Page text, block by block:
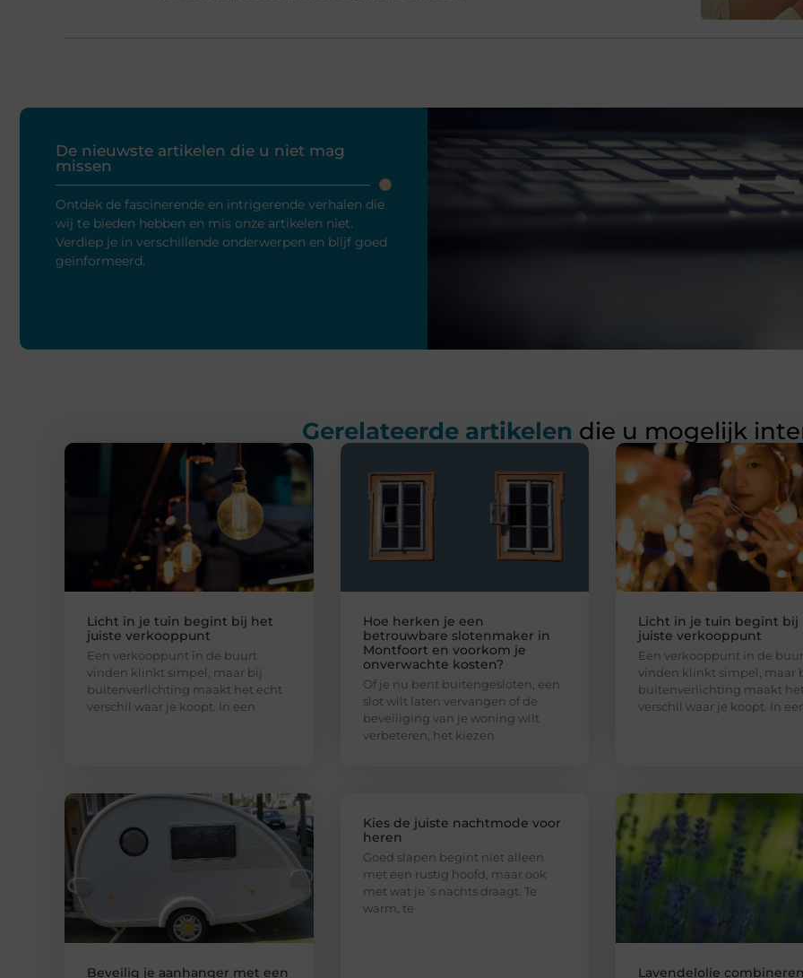
De nieuwste artikelen die u niet mag
missen
Ontdek de fascinerende en intrigerende verhalen die
wij te bieden hebben en mis onze artikelen niet.
Verdiep je in verschillende onderwerpen en blijf goed
geïnformeerd.
Gerelateerde artikelen die u mogelijk
Licht in je tuin begint bij het
juiste verkooppunt
Een verkooppunt in de buurt
vinden klinkt simpel, maar bij
buitenverlichting maakt het echt
verschil waar je koopt. In een
Hoe herken je een
betrouwbare slotenmaker in
Montfoort en voorkom je
onverwachte kosten?
Of je nu bent buitengesloten, een
slot wilt laten vervangen of de
beveiliging van je woning wilt
verbeteren, het kiezen
Licht in je tuin begint bij
juiste verkooppunt
Een verkooppunt in de
vinden klinkt simpel, maar
buitenverlichting maakt
verschil waar je koopt. In
Beveilig je aanhanger met een
Kies de juiste nachtmode voor
heren
Goed slapen begint niet alleen
met een rustig hoofd, maar ook
met wat je ’s nachts draagt. Te
warm, te
Lavendelolie